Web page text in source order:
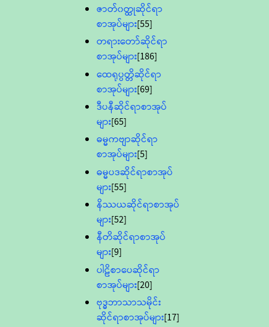
ဇာတ်၀တ္ထုဆိုင်ရာ
စာအုပ်များ[55]
တရားတော်ဆိုင်ရာ
စာအုပ်များ[186]
ထေရုပ္ပတ္တိဆိုင်ရာ
စာအုပ်များ[69]
ဒီပနီဆိုင်ရာစာအုပ်
များ[65]
ဓမ္မကဗျာဆိုင်ရာ
စာအုပ်များ[5]
ဓမ္မပဒဆိုင်ရာစာအုပ်
များ[55]
နိဿယဆိုင်ရာစာအုပ်
များ[52]
နီတိဆိုင်ရာစာအုပ်
များ[9]
ပါဠိစာပေဆိုင်ရာ
စာအုပ်များ[20]
ဗုဒ္ဓဘာသာသမိုင်း
ဆိုင်ရာစာအုပ်များ[17]